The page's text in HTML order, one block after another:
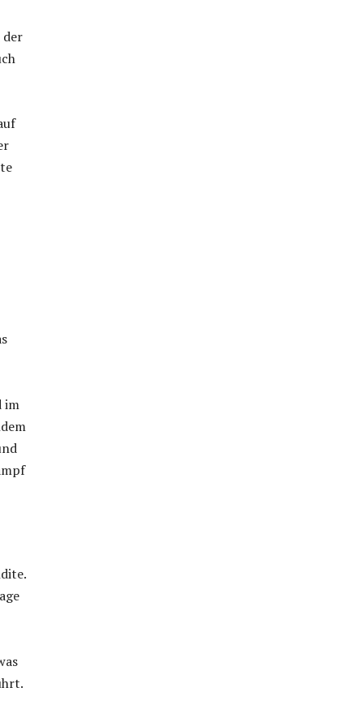
der
im